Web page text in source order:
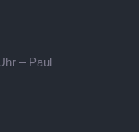
– Paul